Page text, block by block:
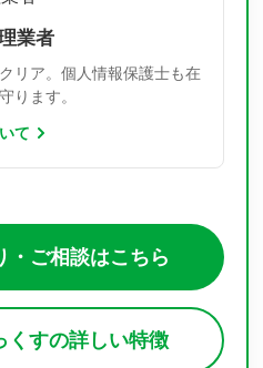
業者
リア。個人情報保護士も在
ります。
て
・ご相談はこちら
くすの詳しい特徴